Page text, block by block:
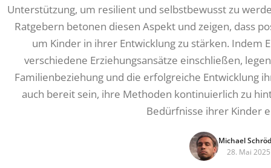
Unterstützung, um resilient und selbstbewusst zu
Ratgebern betonen diesen Aspekt und zeigen, dass
um Kinder in ihrer Entwicklung zu stärken. Indem
verschiedene Erziehungsansätze einschließen,
Familienbeziehung und die erfolgreiche Entwicklung
auch bereit sein, ihre Methoden kontinuierlich zu
Bedürfnisse ihrer Kinder
Michael
28. Mai 2025